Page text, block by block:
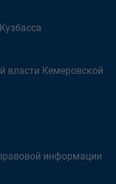
власти Кемеровской
информации